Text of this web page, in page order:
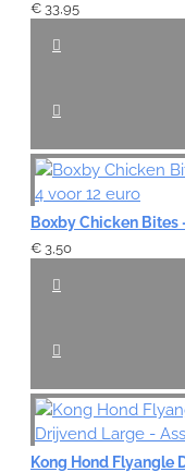
Waardering:
€ 33,95
€ 3,50